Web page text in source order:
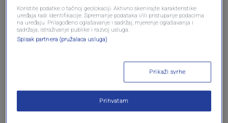
Oglas
Koristite podatke o tačnoj geolokaciji. Aktivno skenirajte karakteristike
uređaja radi identifikacije. Spremanje podataka i/ili pristupanje podacima
na uređaju. Prilagođeno oglašavanje i sadržaj, mjerenje oglašavanja i
sadržaja, istraživanje publike i razvoj usluga.
Spisak partnera (pružalaca usluga)
Prikaži svrhe
Prihvatam